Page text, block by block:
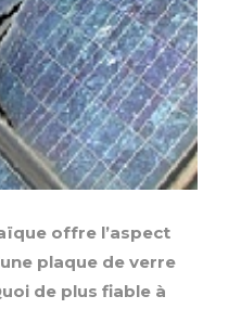
offre l’aspect
plaque de verre
de plus fiable à